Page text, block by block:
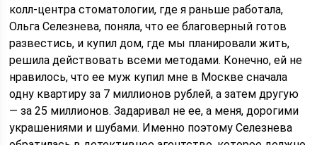
колл-центра стоматологии, где я раньше работала,
Ольга Селезнева, поняла, что ее благоверный готов
развестись, и купил дом, где мы планировали жить,
решила действовать всеми методами. Конечно, ей не
нравилось, что ее муж купил мне в Москве сначала
одну квартиру за 7 миллионов рублей, а затем другую
— за 25 миллионов. Задаривал не ее, а меня, дорогими
украшениями и шубами. Именно поэтому Селезнева